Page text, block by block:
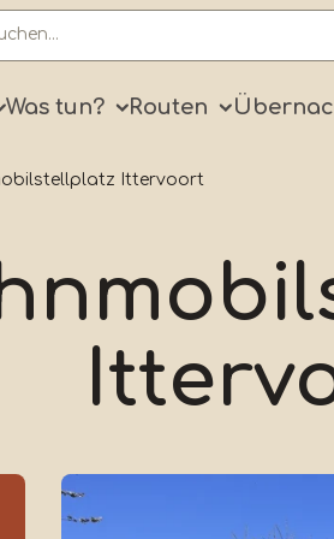
Was tun? Routen
Ittervoort